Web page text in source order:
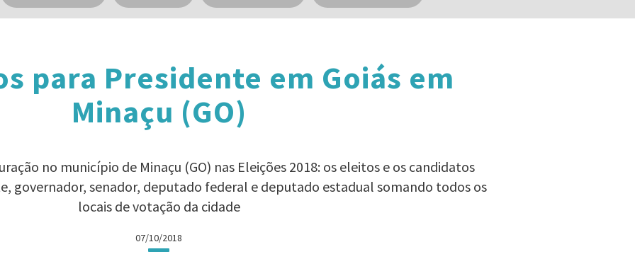
para Presidente em Goiás em
Minaçu (GO)
no município de Minaçu (GO) nas Eleições 2018: os eleitos e os candidatos
governador, senador, deputado federal e deputado estadual somando todos os
locais de votação da cidade
07/10/2018